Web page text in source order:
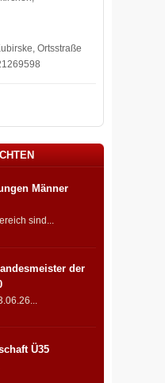
Ortsstraße
Männer
sind...
der
Ü35